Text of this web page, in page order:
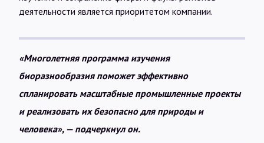
деятельности является приоритетом компании.
«Многолетняя программа изучения
биоразнообразия поможет эффективно
спланировать масштабные промышленные проекты
и реализовать их безопасно для природы и
человека», — подчеркнул он.